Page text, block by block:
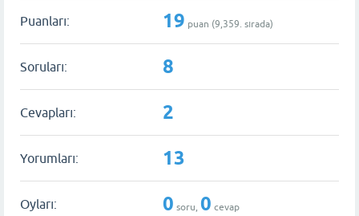
Puanları: 19 puan (9,359. sırada)
Soruları: 8
Cevapları: 2
Yorumları: 13
Oyları: 0 soru, 0 cevap